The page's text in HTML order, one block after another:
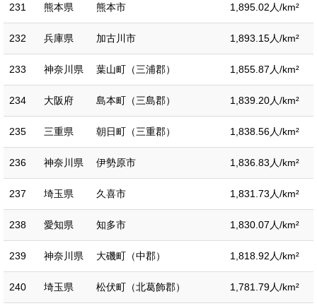
231 熊本県 熊本市 1,895.02人/km²
232 兵庫県 加古川市 1,893.15人/km²
233 神奈川県 葉山町（三浦郡） 1,855.87人/km²
234 大阪府 島本町（三島郡） 1,839.20人/km²
235 三重県 朝日町（三重郡） 1,838.56人/km²
236 神奈川県 伊勢原市 1,836.83人/km²
237 埼玉県 久喜市 1,831.73人/km²
238 愛知県 知多市 1,830.07人/km²
239 神奈川県 大磯町（中郡） 1,818.92人/km²
240 埼玉県 松伏町（北葛飾郡） 1,781.79人/km²